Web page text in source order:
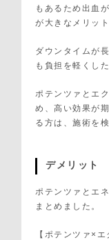
もあるため出血
が大きなメリット
ダウンタイムが
も負担を軽くし
ポテンツァとエ
め、高い効果が
る方は、施術を
デメリット
ポテンツァとエ
まとめました。
【ポテンツァ×